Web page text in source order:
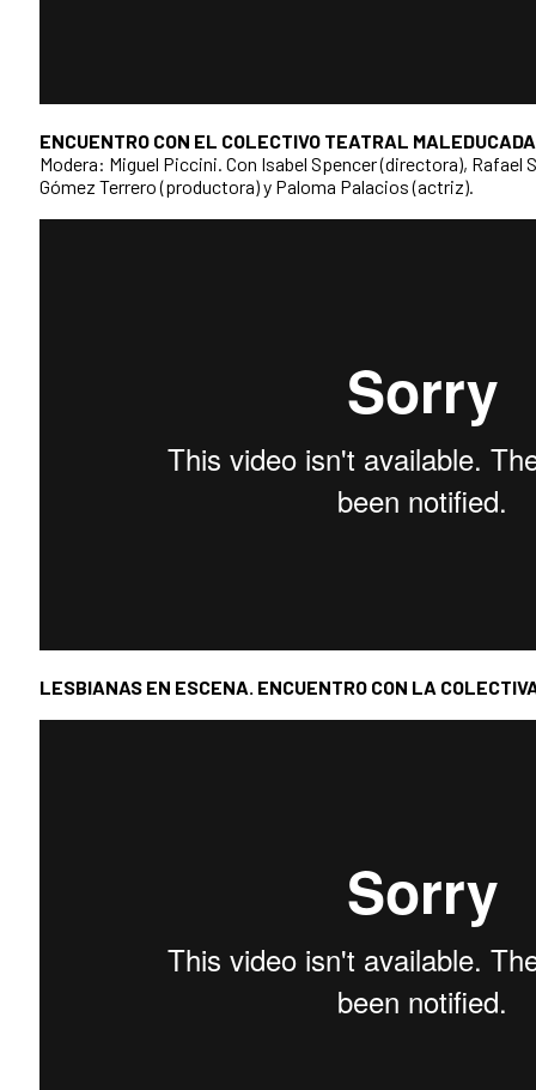
ENCUENTRO CON EL COLECTIVO TEATRAL
Modera: Miguel Piccini. Con Isabel Spencer (directora), Rafael
Gómez Terrero (productora) y Paloma Palacios (actriz).
LESBIANAS EN ESCENA. ENCUENTRO CON LA